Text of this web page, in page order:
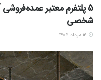
5 پلتفرم معتبر
شخصی